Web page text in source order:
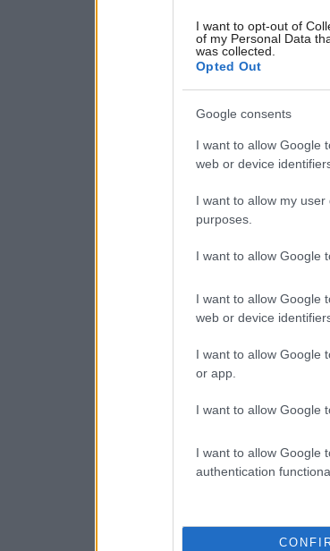
I want to opt-out of
of my Personal Data
was collected.
Opted Out
Google consents
I want to allow Google
web or device
I want to allow my
purposes.
I want to allow Google
I want to allow Google
web or device
I want to allow Google
or app.
I want to allow Google
I want to allow Google
authentication